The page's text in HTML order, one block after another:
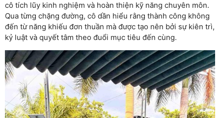
cô tích lũy kinh nghiệm và hoàn thiện kỹ năng chuyên môn.
Qua từng chặng đường, cô dần hiểu rằng thành công không
đến từ năng khiếu đơn thuần mà được tạo nên bởi sự kiên trì,
kỷ luật và quyết tâm theo đuổi mục tiêu đến cùng.